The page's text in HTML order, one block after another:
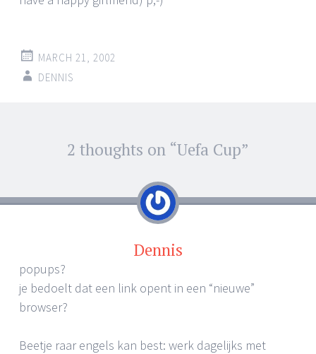
MARCH 21, 2002
DENNIS
navigation
2 thoughts on “Uefa Cup”
Dennis
popups?
je bedoelt dat een link opent in een “nieuwe”
browser?
Beetje raar engels kan best: werk dagelijks met